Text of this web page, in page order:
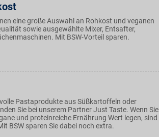
eine große Auswahl an Rohkost und veganen
sowie ausgewählte Mixer, Entsafter,
Mit BSW-Vorteil sparen.
Pastaprodukte aus Süßkartoffeln oder
Sie bei unserem Partner Just Taste. Wenn Sie
und proteinreiche Ernährung Wert legen, sind
BSW sparen Sie dabei noch extra.